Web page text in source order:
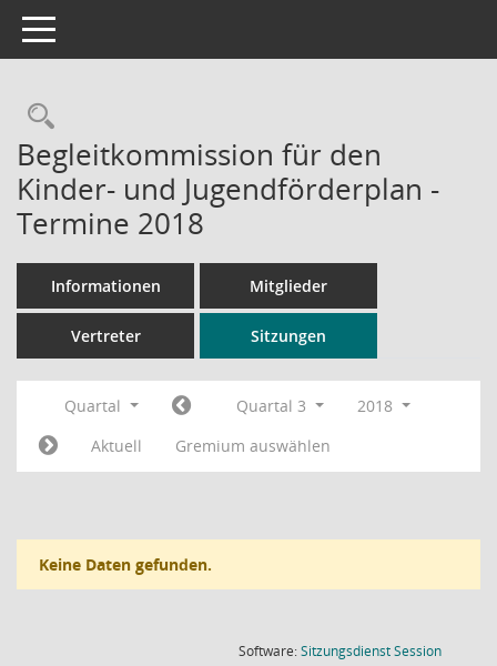
Toggle navigation
Rechercheauswahl
Begleitkommission für den
Kinder- und Jugendförderplan -
Termine 2018
Informationen Mitglieder
Vertreter Sitzungen
Quartal Quartal 3
2018
Aktuell
Gremium auswählen
Keine Daten gefunden.
Software:SitzungsdienstSession(Wird in